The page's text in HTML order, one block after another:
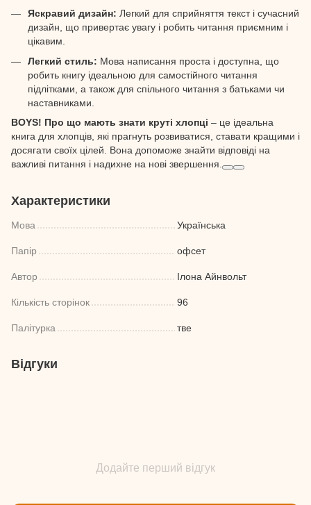
Яскравий дизайн: Легкий для сприйняття текст і сучасний
дизайн, що привертає увагу і робить читання приємним і
цікавим.
Легкий стиль: Мова написання проста і доступна, що
робить книгу ідеальною для самостійного читання
підлітками, а також для спільного читання з батьками чи
наставниками.
BOYS! Про що мають знати круті хлопці – це ідеальна
книга для хлопців, які прагнуть розвиватися, ставати кращими і
досягати своїх цілей. Вона допоможе знайти відповіді на
важливі питання і надихне на нові звершення.
Характеристики
Мова Українська
Папір офсет
Автор Ілона Айнвольт
Кількість сторінок 96
Палітурка тве
Відгуки
Додайте перший відгук